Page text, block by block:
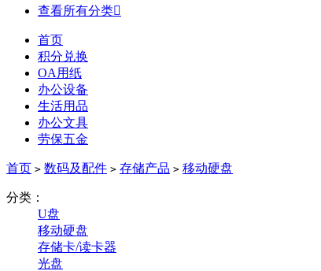
查看所有分类
首页
积分兑换
OA用纸
办公设备
生活用品
办公文具
劳保五金
首页 > 数码及配件 > 存储产品 > 移动硬盘
分类：
U盘
移动硬盘
存储卡/读卡器
光盘